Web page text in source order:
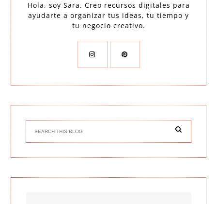
Hola, soy Sara. Creo recursos digitales para
ayudarte a organizar tus ideas, tu tiempo y
tu negocio creativo.